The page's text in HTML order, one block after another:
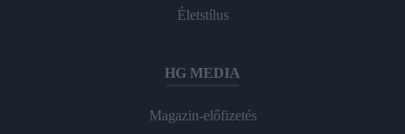
Életstílus
HG MEDIA
Magazin-előfizetés